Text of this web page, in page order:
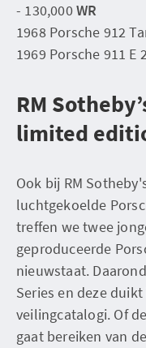
- 130,000WR
1968 Porsche 912
1969 Porsche 911 E
RM
limited
Ook bij RM
luchtgekoelde
treffen we twee
geproduceerde
nieuwstaat.
Series en deze
veilingcatalogi. Of
gaat bereiken van